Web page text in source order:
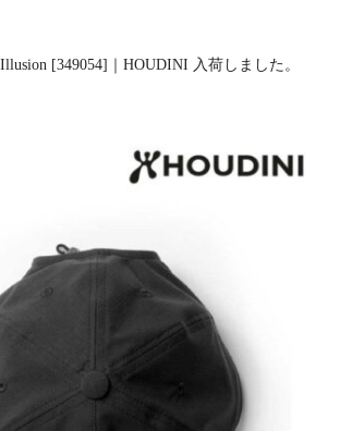
[349054]｜HOUDINI 入荷しました。